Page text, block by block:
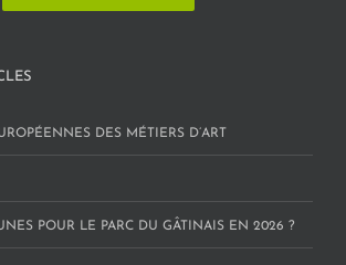
DES MÉTIERS D’ART
POUR LE PARC DU GÂTINAIS EN 2026 ?